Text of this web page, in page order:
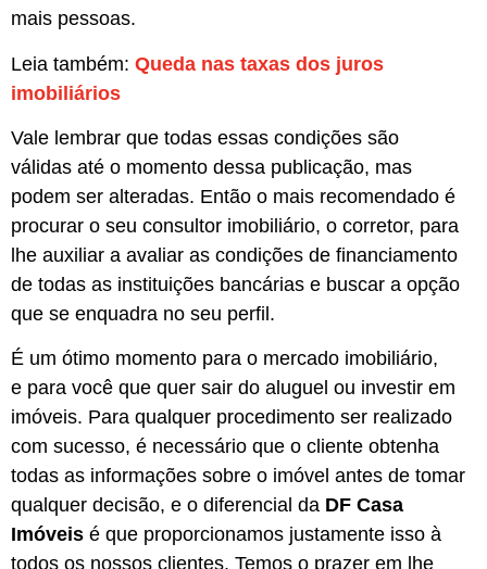
mais pessoas.
Leia também: Queda nas taxas dos juros
imobiliários
Vale lembrar que todas essas condições são
válidas até o momento dessa publicação, mas
podem ser alteradas. Então o mais recomendado é
procurar o seu consultor imobiliário, o corretor, para
lhe auxiliar a avaliar as condições de financiamento
de todas as instituições bancárias e buscar a opção
que se enquadra no seu perfil.
É um ótimo momento para o mercado imobiliário,
e para você que quer sair do aluguel ou investir em
imóveis. Para qualquer procedimento ser realizado
com sucesso, é necessário que o cliente obtenha
todas as informações sobre o imóvel antes de tomar
qualquer decisão, e o diferencial da DF Casa
Imóveis é que proporcionamos justamente isso à
todos os nossos clientes. Temos o prazer em lhe